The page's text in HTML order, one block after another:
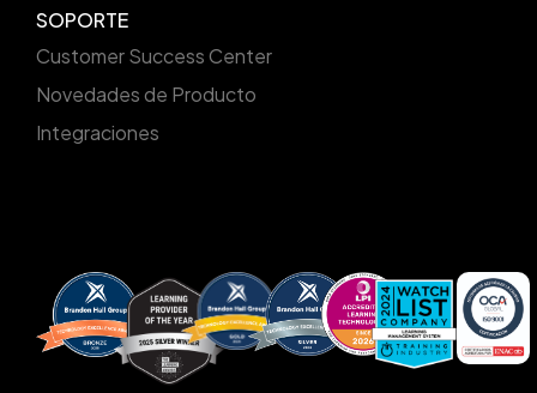
SOPORTE
Customer Success Center
Novedades de Producto
Integraciones